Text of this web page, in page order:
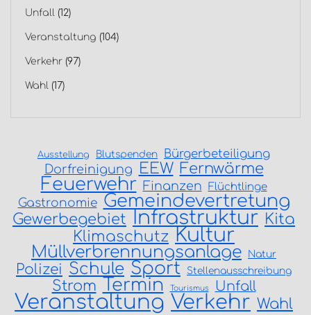
Unfall (12)
Veranstaltung (104)
Verkehr (97)
Wahl (17)
Ausstellung Blutspenden Bürgerbeteiligung
Dorfreinigung EEW Fernwärme
Feuerwehr Finanzen Flüchtlinge
Gastronomie Gemeindevertretung
Gewerbegebiet Infrastruktur Kita
Klimaschutz Kultur
Müllverbrennungsanlage Natur
Polizei Schule Sport Stellenausschreibung
Strom Termin Tourismus Unfall
Veranstaltung Verkehr Wahl